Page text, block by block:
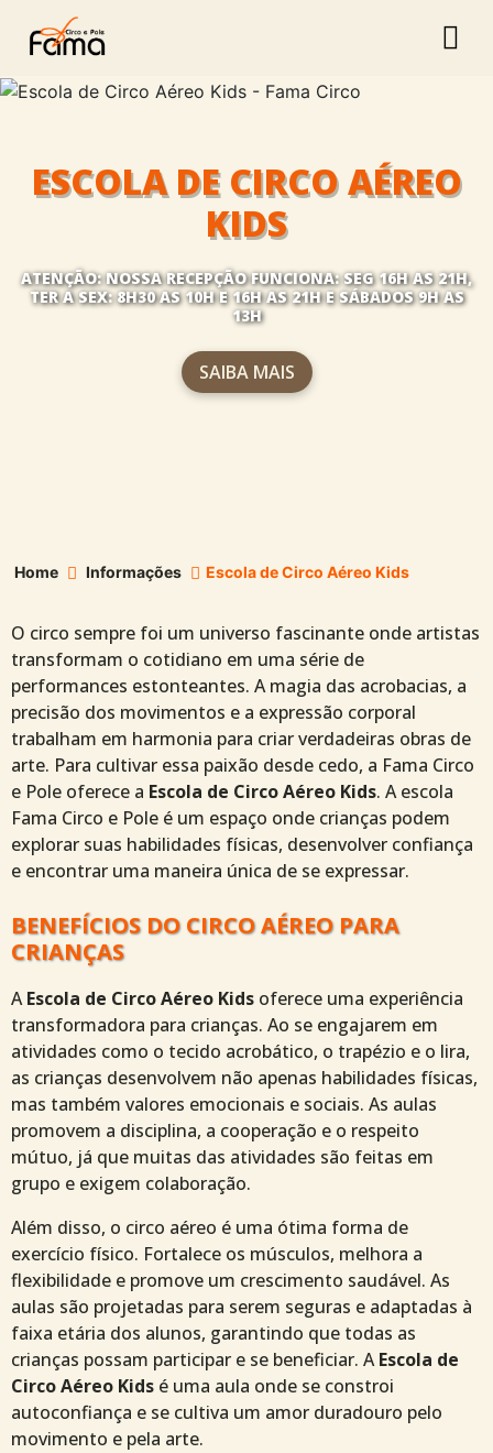
ESCOLA DE CIRCO AÉREO
KIDS
ATENÇÃO:NOSSA RECEPÇÃO FUNCIONA: SEG 16H AS 21H,
TER A SEX: 8H30 AS 10H E 16H AS 21H E SÁBADOS 9H AS
13H
SAIBA MAIS
Home Informações Escola de Circo Aéreo Kids
O circo sempre foi um universo fascinante onde artistas
transformam o cotidiano em uma série de
performances estonteantes. A magia das acrobacias, a
precisão dos movimentos e a expressão corporal
trabalham em harmonia para criar verdadeiras obras de
arte. Para cultivar essa paixão desde cedo, a Fama Circo
e Pole oferece a Escola de Circo Aéreo Kids. A escola
Fama Circo e Pole é um espaço onde crianças podem
explorar suas habilidades físicas, desenvolver confiança
e encontrar uma maneira única de se expressar.
BENEFÍCIOS DO CIRCO AÉREO PARA
CRIANÇAS
AEscola de Circo Aéreo Kids oferece uma experiência
transformadora para crianças. Ao se engajarem em
atividades como o tecido acrobático, o trapézio e o lira,
as crianças desenvolvem não apenas habilidades físicas,
mas também valores emocionais e sociais. As aulas
promovem a disciplina, a cooperação e o respeito
mútuo, já que muitas das atividades são feitas em
grupo e exigem colaboração.
Além disso, o circo aéreo é uma ótima forma de
exercício físico. Fortalece os músculos, melhora a
flexibilidade e promove um crescimento saudável. As
aulas são projetadas para serem seguras e adaptadas à
faixa etária dos alunos, garantindo que todas as
crianças possam participar e se beneficiar. AEscola de
Circo Aéreo Kids é uma aula onde se constroi
autoconfiança e se cultiva um amor duradouro pelo
movimento e pela arte.